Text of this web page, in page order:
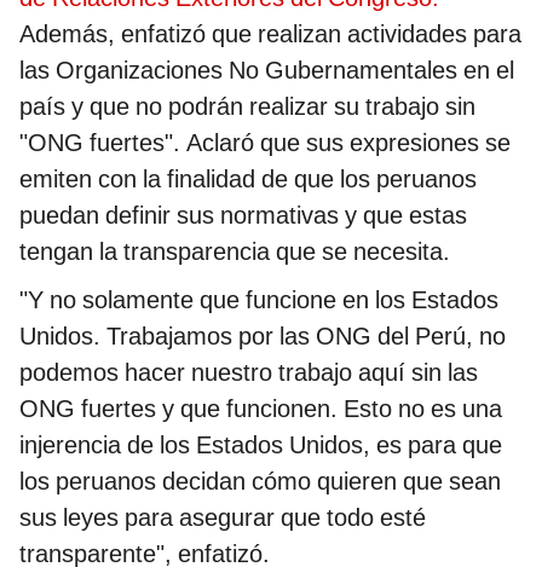
Además, enfatizó que realizan actividades para
las Organizaciones No Gubernamentales en el
país y que no podrán realizar su trabajo sin
"ONG fuertes". Aclaró que sus expresiones se
emiten con la finalidad de que los peruanos
puedan definir sus normativas y que estas
tengan la transparencia que se necesita.
"Y no solamente que funcione en los Estados
Unidos. Trabajamos por las ONG del Perú, no
podemos hacer nuestro trabajo aquí sin las
ONG fuertes y que funcionen. Esto no es una
injerencia de los Estados Unidos, es para que
los peruanos decidan cómo quieren que sean
sus leyes para asegurar que todo esté
transparente", enfatizó.